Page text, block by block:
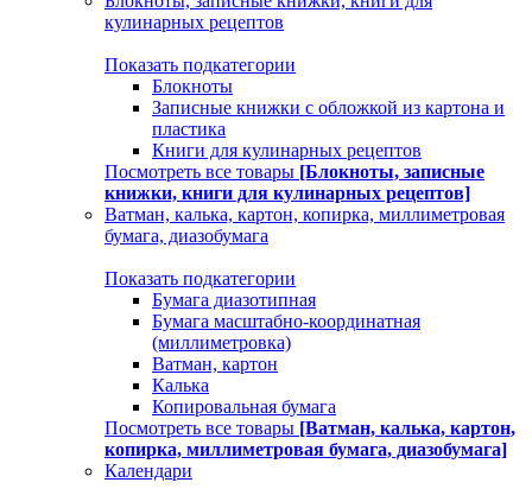
кулинарных рецептов
Показать подкатегории
Блокноты
Записные книжки с обложкой из картона и
пластика
Книги для кулинарных рецептов
Посмотреть все товары [Блокноты, записные
книжки, книги для кулинарных рецептов]
Ватман, калька, картон, копирка, миллиметровая
бумага, диазобумага
Показать подкатегории
Бумага диазотипная
Бумага масштабно-координатная
(миллиметровка)
Ватман, картон
Калька
Копировальная бумага
Посмотреть все товары [Ватман, калька, картон,
копирка, миллиметровая бумага, диазобумага]
Календари